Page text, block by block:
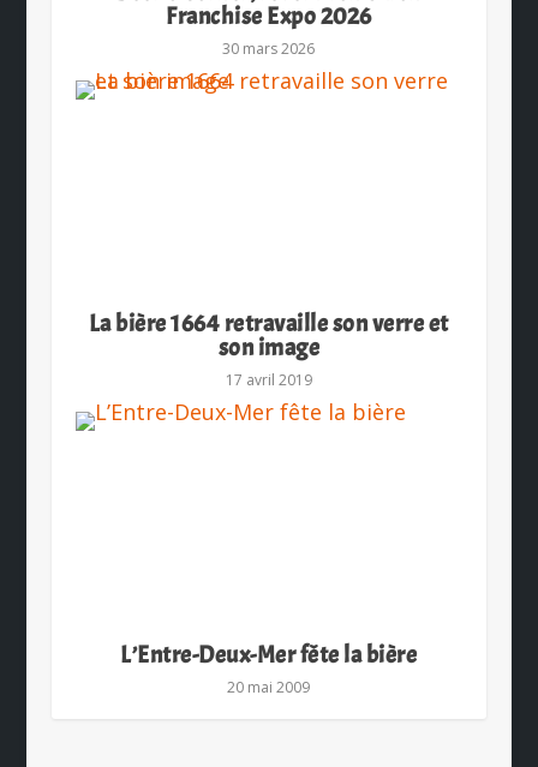
Franchise Expo 2026
30 mars 2026
La bière 1664 retravaille son verre et
son image
17 avril 2019
L’Entre-Deux-Mer fête la bière
20 mai 2009